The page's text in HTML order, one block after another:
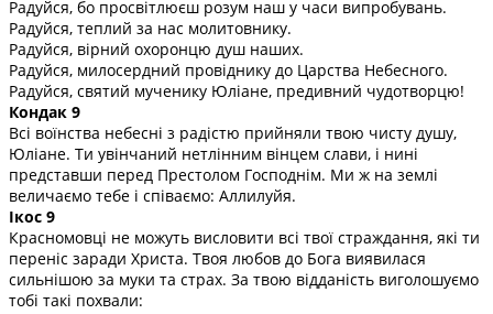
Радуйся, бо просвітлюєш розум наш у часи випробувань.
Радуйся, теплий за нас молитовнику.
Радуйся, вірний охоронцю душ наших.
Радуйся, милосердний провіднику до Царства Небесного.
Радуйся, святий мученику Юліане, предивний чудотворцю!
Кондак 9
Всі воїнства небесні з радістю прийняли твою чисту душу,
Юліане. Ти увінчаний нетлінним вінцем слави, і нині
представши перед Престолом Господнім. Ми ж на землі
величаємо тебе і співаємо: Аллилуйя.
Ікос 9
Красномовці не можуть висловити всі твої страждання, які ти
переніс заради Христа. Твоя любов до Бога виявилася
сильнішою за муки та страх. За твою відданість виголошуємо
тобі такі похвали: